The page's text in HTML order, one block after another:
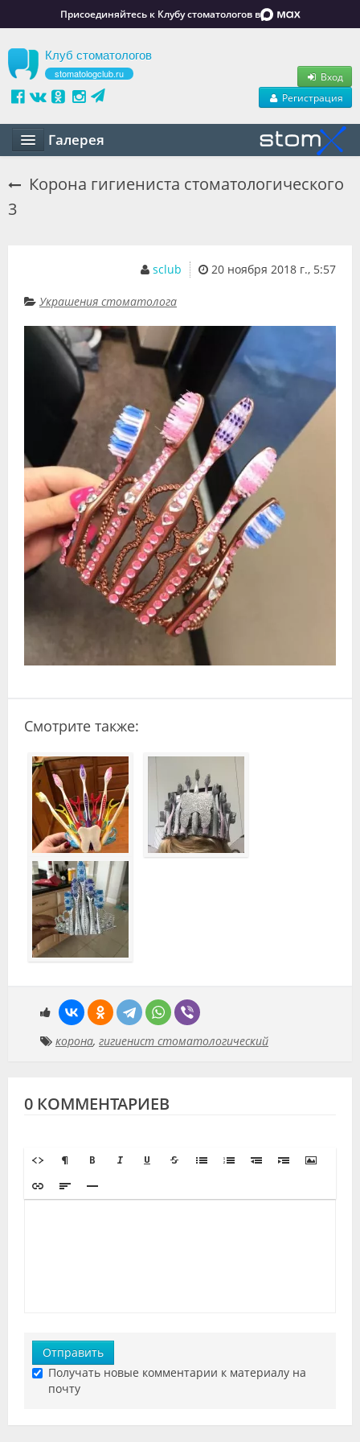
Присоединяйтесь к Клубу стоматологов в
Клуб стоматологов
stomatologclub.ru
Вход
Регистрация
Галерея
Резюме
Объявления
Клиники
Специалисты
Галерея
Блоги
Лаборатории
Корона гигиениста стоматологического
3
20 ноября 2018 г., 5:57
sclub
Украшения стоматолога
Смотрите также:
корона, гигиенист стоматологический
0 КОММЕНТАРИЕВ
Отправить
Получать новые комментарии к материалу на
почту